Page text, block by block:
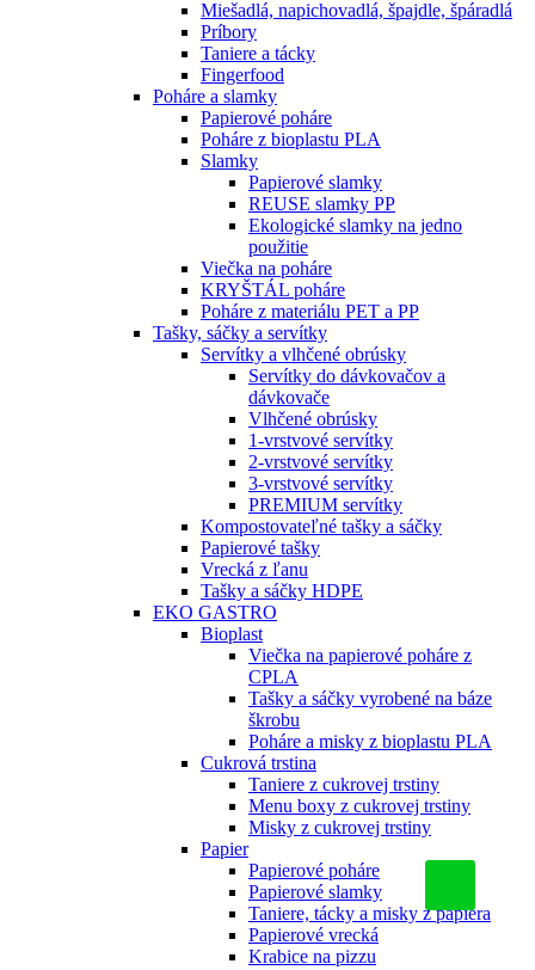
Miešadlá, napichovadlá, špajdle, špáradlá
Príbory
Taniere a tácky
Fingerfood
Poháre a slamky
Papierové poháre
Poháre z bioplastu PLA
Slamky
Papierové slamky
REUSE slamky PP
Ekologické slamky na jedno
použitie
Viečka na poháre
KRYŠTÁL poháre
Poháre z materiálu PET a PP
Tašky, sáčky a servítky
Servítky a vlhčené obrúsky
Servítky do dávkovačov a
dávkovače
Vlhčené obrúsky
1-vrstvové servítky
2-vrstvové servítky
3-vrstvové servítky
PREMIUM servítky
Kompostovateľné tašky a sáčky
Papierové tašky
Vrecká z ľanu
Tašky a sáčky HDPE
EKO GASTRO
Bioplast
Viečka na papierové poháre z
CPLA
Tašky a sáčky vyrobené na báze
škrobu
Poháre a misky z bioplastu PLA
Cukrová trstina
Taniere z cukrovej trstiny
Menu boxy z cukrovej trstiny
Misky z cukrovej trstiny
Papier
Papierové poháre
Papierové slamky
Taniere, tácky a misky z papiera
Papierové vrecká
Krabice na pizzu